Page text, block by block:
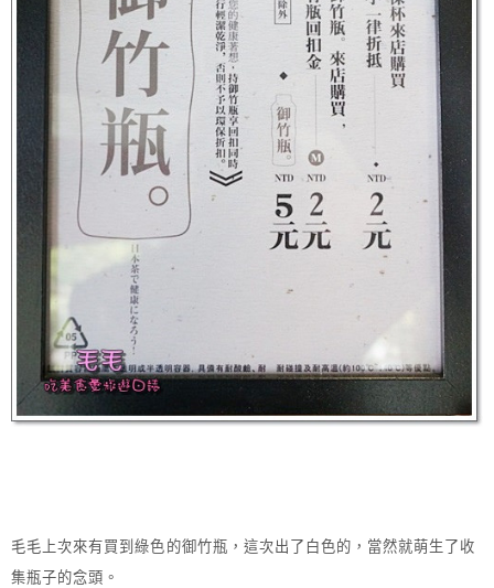
毛毛上次來有買到綠色的御竹瓶，這次出了白色的，當然就萌生了收
集瓶子的念頭。